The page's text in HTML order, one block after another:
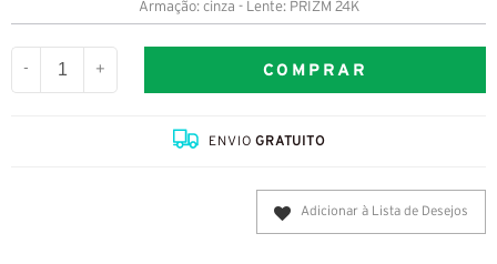
Armação: cinza - Lente: PRIZM 24K
- + COMPRAR
ENVIOGRATUITO
Adicionar à Lista de Desejos